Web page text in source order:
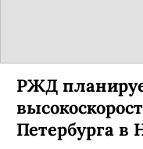
РЖД
Петербурга